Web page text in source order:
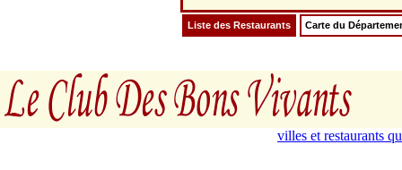
Liste des Restaurants Carte du
villes et restaurants